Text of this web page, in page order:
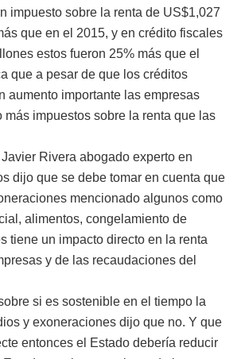
impuesto sobre la renta de US$1,027
que en el 2015, y en crédito fiscales
estos fueron 25% más que el
que a pesar de que los créditos
aumento importante las empresas
impuestos sobre la renta que las
Rivera abogado experto en
dijo que se debe tomar en cuenta que
mencionado algunos como
alimentos, congelamiento de
tiene un impacto directo en la renta
y de las recaudaciones del
si es sostenible en el tiempo la
y exoneraciones dijo que no. Y que
entonces el Estado debería reducir